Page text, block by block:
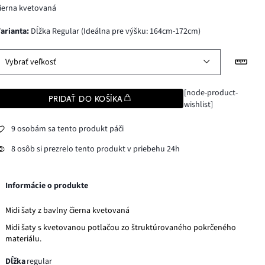
kvetovaná
varianta: Dĺžka Regular (Ideálna pre výšku: 164cm-172cm)
Vybrať veľkosť
PRIDAŤ DO KOŠÍKA
[node-product-
wishlist]
9 osobám sa tento produkt páči
8 osôb si prezrelo tento produkt v priebehu 24h
Informácie o produkte
Midi šaty z bavlny čierna kvetovaná
Midi šaty s kvetovanou potlačou zo štruktúrovaného pokrčeného
materiálu.
Dĺžkaregular